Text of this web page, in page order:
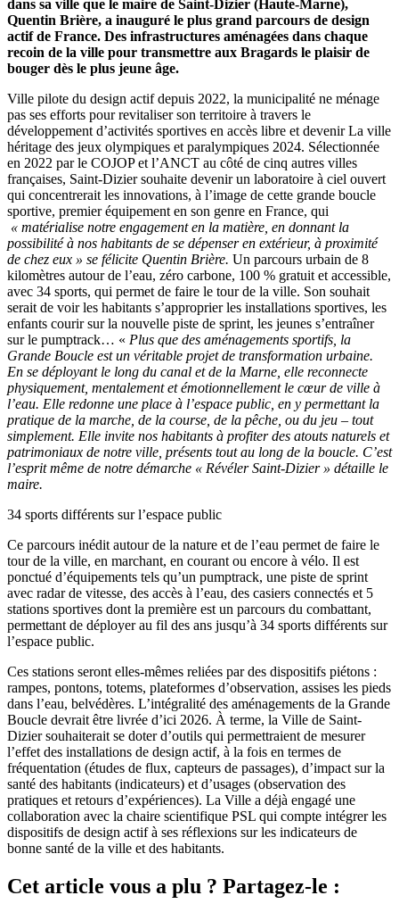
dans sa ville que le maire de Saint-Dizier (Haute-Marne),
Quentin Brière, a inauguré le plus grand parcours de design
actif de France. Des infrastructures aménagées dans chaque
recoin de la ville pour transmettre aux Bragards le plaisir de
bouger dès le plus jeune âge.
Ville pilote du design actif depuis 2022, la municipalité ne ménage
pas ses efforts pour revitaliser son territoire à travers le
développement d’activités sportives en accès libre et devenir La ville
héritage des jeux olympiques et paralympiques 2024. Sélectionnée
en 2022 par le COJOP et l’ANCT au côté de cinq autres villes
françaises, Saint-Dizier souhaite devenir un laboratoire à ciel ouvert
qui concentrerait les innovations, à l’image de cette grande boucle
sportive, premier équipement en son genre en France, qui
« matérialise notre engagement en la matière, en donnant la
possibilité à nos habitants de se dépenser en extérieur, à proximité
de chez eux » se félicite Quentin Brière. Un parcours urbain de 8
kilomètres autour de l’eau, zéro carbone, 100 % gratuit et accessible,
avec 34 sports, qui permet de faire le tour de la ville. Son souhait
serait de voir les habitants s’approprier les installations sportives, les
enfants courir sur la nouvelle piste de sprint, les jeunes s’entraîner
sur le pumptrack… « Plus que des aménagements sportifs, la
Grande Boucle est un véritable projet de transformation urbaine.
En se déployant le long du canal et de la Marne, elle reconnecte
physiquement, mentalement et émotionnellement le cœur de ville à
l’eau. Elle redonne une place à l’espace public, en y permettant la
pratique de la marche, de la course, de la pêche, ou du jeu – tout
simplement. Elle invite nos habitants à profiter des atouts naturels et
patrimoniaux de notre ville, présents tout au long de la boucle. C’est
l’esprit même de notre démarche « Révéler Saint-Dizier » détaille le
maire.
34 sports différents sur l’espace public
Ce parcours inédit autour de la nature et de l’eau permet de faire le
tour de la ville, en marchant, en courant ou encore à vélo. Il est
ponctué d’équipements tels qu’un pumptrack, une piste de sprint
avec radar de vitesse, des accès à l’eau, des casiers connectés et 5
stations sportives dont la première est un parcours du combattant,
permettant de déployer au fil des ans jusqu’à 34 sports différents sur
l’espace public.
Ces stations seront elles-mêmes reliées par des dispositifs piétons :
rampes, pontons, totems, plateformes d’observation, assises les pieds
dans l’eau, belvédères. L’intégralité des aménagements de la Grande
Boucle devrait être livrée d’ici 2026. À terme, la Ville de Saint-
Dizier souhaiterait se doter d’outils qui permettraient de mesurer
l’effet des installations de design actif, à la fois en termes de
fréquentation (études de flux, capteurs de passages), d’impact sur la
santé des habitants (indicateurs) et d’usages (observation des
pratiques et retours d’expériences). La Ville a déjà engagé une
collaboration avec la chaire scientifique PSL qui compte intégrer les
dispositifs de design actif à ses réflexions sur les indicateurs de
bonne santé de la ville et des habitants.
Cet article vous a plu ? Partagez-le :